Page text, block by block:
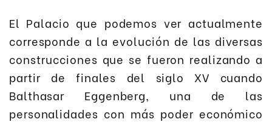
El Palacio que podemos ver actualmente
corresponde a la evolución de las diversas
construcciones que se fueron realizando a
partir de finales del siglo XV cuando
Balthasar Eggenberg, una de las
personalidades con más poder económico